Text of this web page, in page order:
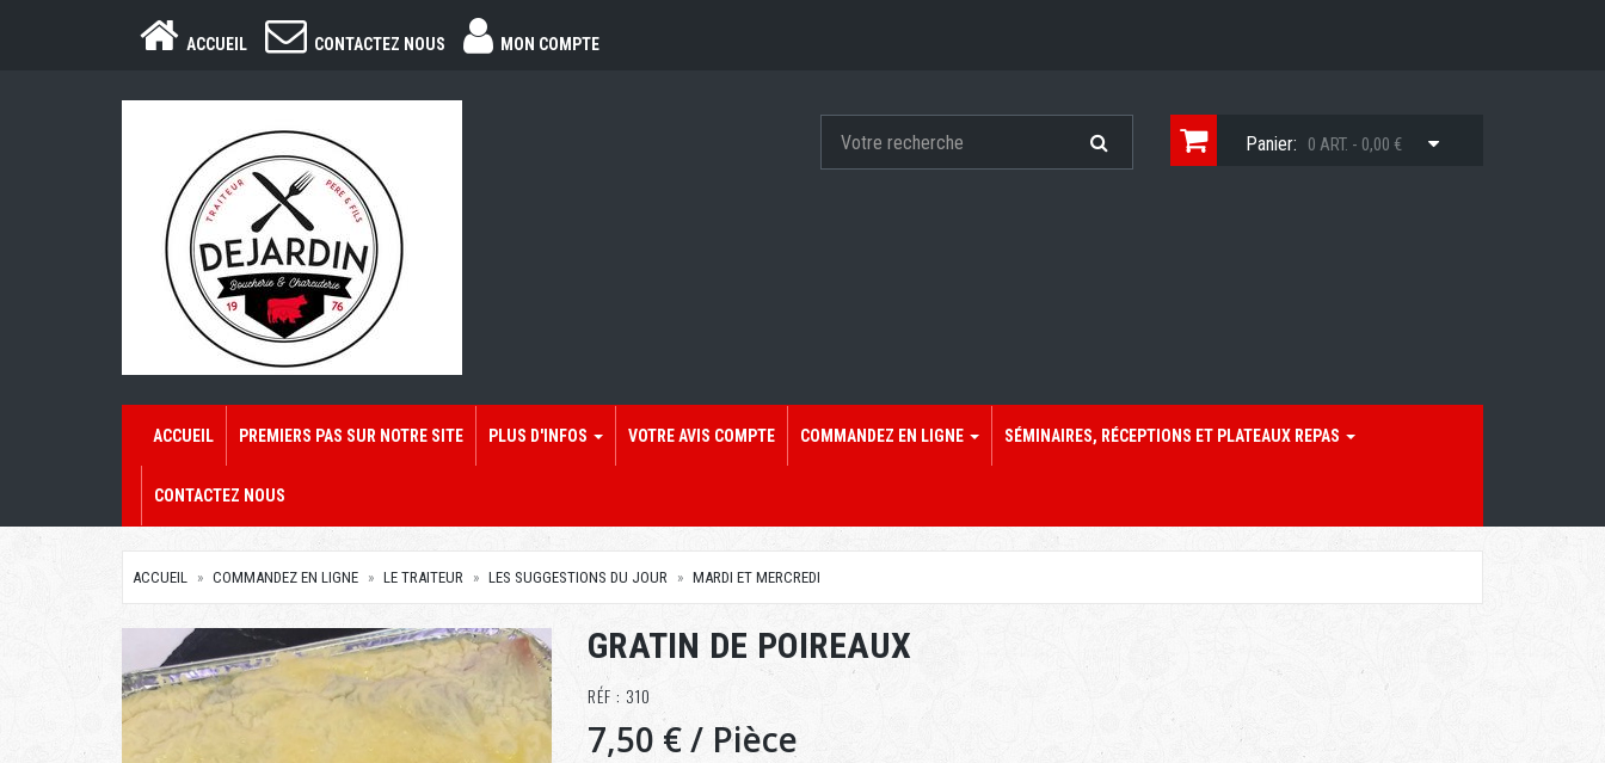
ACCUEIL CONTACTEZ NOUS MON COMPTE
Panier: 0 ART. - 0,00 €
ACCUEIL PREMIERS PAS SUR NOTRE SITE PLUS D'INFOS VOTRE AVIS COMPTE COMMANDEZ EN LIGNE SÉMINAIRES, RÉCEPTIONS ET PLATEAUX REPAS
CONTACTEZ NOUS
ACCUEIL COMMANDEZ EN LIGNE LE TRAITEUR LES SUGGESTIONS DU JOUR MARDI ET MERCREDI
GRATIN DE POIREAUX
RÉF : 310
7,50 €/ Pièce